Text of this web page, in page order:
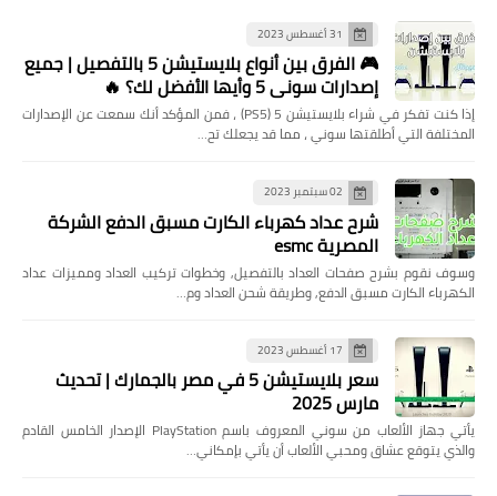
31 أغسطس 2023
🎮 الفرق بين أنواع بلايستيشن 5 بالتفصيل | جميع
إصدارات سوني 5 وأيها الأفضل لك؟ 🔥
إذا كنت تفكر في شراء بلايستيشن 5 (PS5) ، فمن المؤكد أنك سمعت عن الإصدارات
المختلفة التي أطلقتها سوني ، مما قد يجعلك تح…
02 سبتمبر 2023
شرح عداد كهرباء الكارت مسبق الدفع الشركة
المصرية esmc
وسوف نقوم بشرح صفحات العداد بالتفصيل, وخطوات تركيب العداد ومميزات عداد
الكهرباء الكارت مسبق الدفع, وطريقة شحن العداد وم…
17 أغسطس 2023
سعر بلايستيشن 5 في مصر بالجمارك | تحديث
مارس 2025
يأتي جهاز الألعاب من سوني المعروف باسم PlayStation الإصدار الخامس القادم
والذي يتوقع عشاق ومحبي الألعاب أن يأتي بإمكاني…